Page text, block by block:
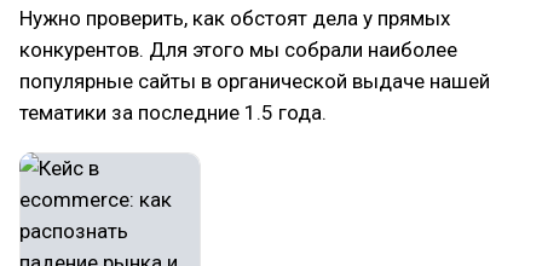
Нужно проверить, как обстоят дела у прямых
конкурентов. Для этого мы собрали наиболее
популярные сайты в органической выдаче нашей
тематики за последние 1.5 года.